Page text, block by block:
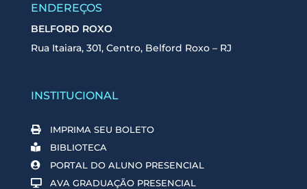
ENDEREÇOS
BELFORD ROXO
Rua Itaiara, 301, Centro, Belford Roxo – RJ
INSTITUCIONAL
IMPRIMA SEU BOLETO
BIBLIOTECA
PORTAL DO ALUNO PRESENCIAL
AVA GRADUAÇÃO PRESENCIAL